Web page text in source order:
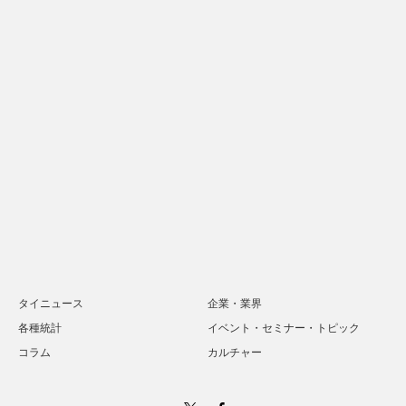
タイニュース
企業・業界
各種統計
イベント・セミナー・トピック
コラム
カルチャー